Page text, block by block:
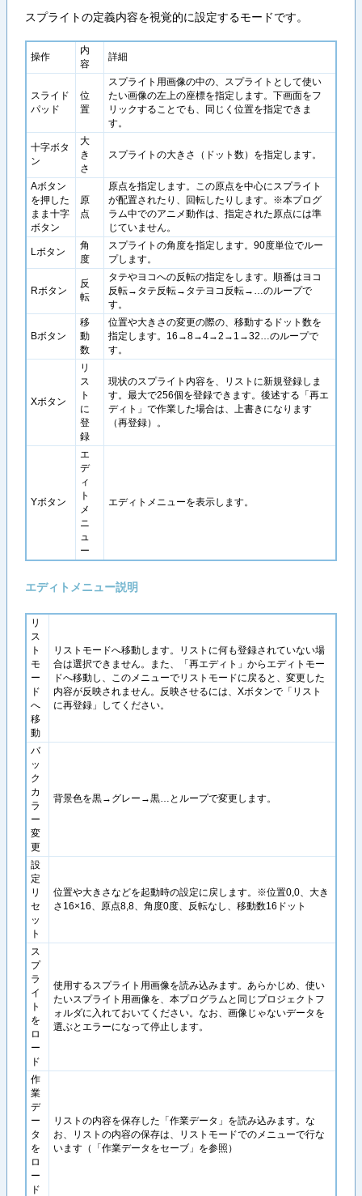
スプライトの定義内容を視覚的に設定するモードです。
操作
内
容
詳細
Yボタン
エ
デ
ィ
ト
メ
ニ
ュ
ー
エディトメニューを表示します。
スライド
パッド
位
置
スプライト用画像の中の、スプライトとして使い
たい画像の左上の座標を指定します。下画面をフ
リックすることでも、同じく位置を指定できま
す。
十字ボタ
ン
大
き
さ
スプライトの大きさ（ドット数）を指定します。
Aボタン
を押した
まま十字
ボタン
原
点
原点を指定します。この原点を中心にスプライト
が配置されたり、回転したりします。※本プログ
ラム中でのアニメ動作は、指定された原点には準
じていません。
Lボタン
角
度
スプライトの角度を指定します。90度単位でルー
プします。
Rボタン
反
転
タテやヨコへの反転の指定をします。順番はヨコ
反転→タテ反転→タテヨコ反転→…のループで
す。
Bボタン
移
動
数
位置や大きさの変更の際の、移動するドット数を
指定します。16→8→4→2→1→32…のループで
す。
Xボタン
リ
ス
ト
に
登
録
現状のスプライト内容を、リストに新規登録しま
す。最大で256個を登録できます。後述する「再エ
ディト」で作業した場合は、上書きになります
（再登録）。
エディトメニュー説明
リ
ス
ト
モ
ー
ド
へ
移
動
リストモードへ移動します。リストに何も登録されていない場
合は選択できません。また、「再エディト」からエディトモー
ドへ移動し、このメニューでリストモードに戻ると、変更した
内容が反映されません。反映させるには、Xボタンで「リスト
に再登録」してください。
バ
ッ
ク
カ
ラ
ー
変
更
背景色を黒→グレー→黒…とループで変更します。
設
定
リ
セ
ッ
ト
位置や大きさなどを起動時の設定に戻します。※位置0,0、大き
さ16×16、原点8,8、角度0度、反転なし、移動数16ドット
ス
プ
ラ
イ
ト
を
ロ
ー
ド
使用するスプライト用画像を読み込みます。あらかじめ、使い
たいスプライト用画像を、本プログラムと同じプロジェクトフ
ォルダに入れておいてください。なお、画像じゃないデータを
選ぶとエラーになって停止します。
作
業
デ
ー
タ
を
ロ
ー
ド
リストの内容を保存した「作業データ」を読み込みます。な
お、リストの内容の保存は、リストモードでのメニューで行な
います（「作業データをセーブ」を参照）